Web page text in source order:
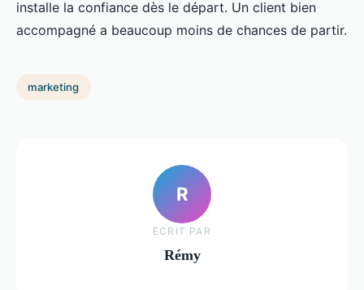
installe la confiance dès le départ. Un client bien
accompagné a beaucoup moins de chances de partir.
marketing
R
ECRIT PAR
Rémy